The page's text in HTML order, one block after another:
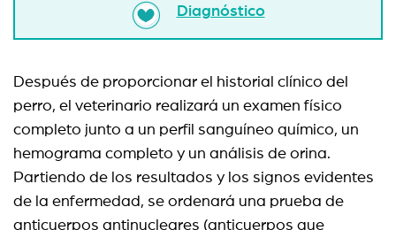
Diagnóstico
Después de proporcionar el historial clínico del
perro, el veterinario realizará un examen físico
completo junto a un perfil sanguíneo químico, un
hemograma completo y un análisis de orina.
Partiendo de los resultados y los signos evidentes
de la enfermedad, se ordenará una prueba de
anticuerpos antinucleares (anticuerpos que